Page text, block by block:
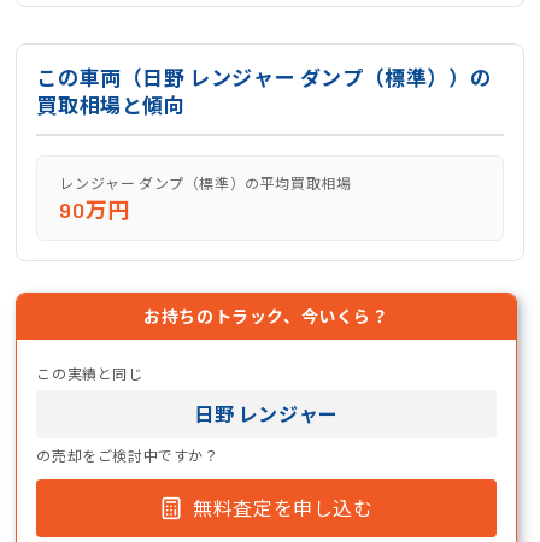
この車両（日野 レンジャー ダンプ（標準））の
買取相場と傾向
レンジャー ダンプ（標準）の平均買取相場
90万円
お持ちのトラック、今いくら？
この実績と同じ
日野 レンジャー
の売却をご検討中ですか？
無料査定を申し込む